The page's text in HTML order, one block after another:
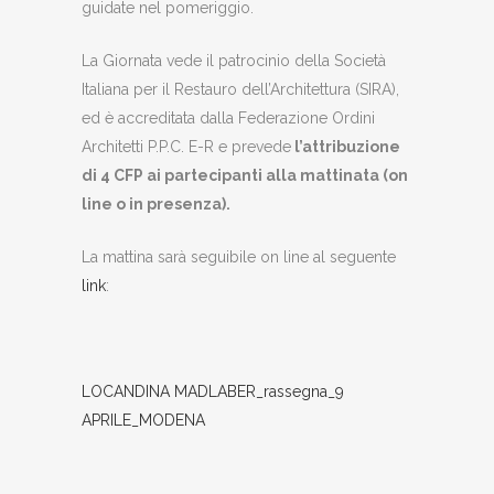
guidate nel pomeriggio.
La Giornata vede il patrocinio della Società
Italiana per il Restauro dell’Architettura (SIRA),
ed è accreditata dalla Federazione Ordini
Architetti P.P.C. E-R e prevede l’attribuzione
di 4 CFP ai partecipanti alla mattinata (on
line o in presenza).
La mattina sarà seguibile on line al seguente
link:
LOCANDINA MADLABER_rassegna_9
APRILE_MODENA